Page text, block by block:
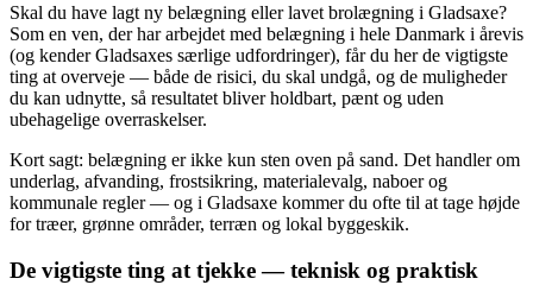
Skal du have lagt ny belægning eller lavet brolægning i Gladsaxe?
Som en ven, der har arbejdet med belægning i hele Danmark i årevis
(og kender Gladsaxes særlige udfordringer), får du her de vigtigste
ting at overveje — både de risici, du skal undgå, og de muligheder
du kan udnytte, så resultatet bliver holdbart, pænt og uden
ubehagelige overraskelser.
Kort sagt: belægning er ikke kun sten oven på sand. Det handler om
underlag, afvanding, frostsikring, materialevalg, naboer og
kommunale regler — og i Gladsaxe kommer du ofte til at tage højde
for træer, grønne områder, terræn og lokal byggeskik.
De vigtigste ting at tjekke — teknisk og praktisk